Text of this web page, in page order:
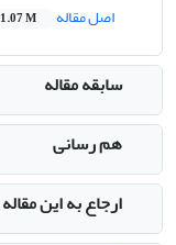
اصل مقاله
1.07 M
سابقه مقاله
هم رسانی
ارجاع به این مقاله